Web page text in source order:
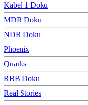
Kabel 1 Doku
MDR Doku
NDR Doku
Phoenix
Quarks
RBB Doku
Real Stories